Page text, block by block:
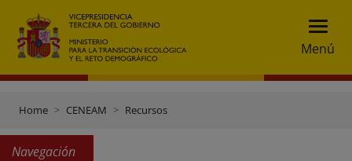
Menú
Home CENEAM Recursos
Navegación